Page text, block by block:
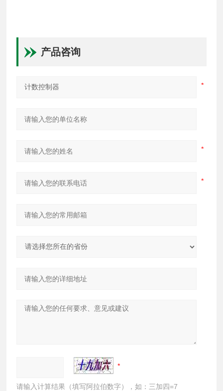
产品咨询
请输入计算结果（填写阿拉伯数字），如：三加四=7